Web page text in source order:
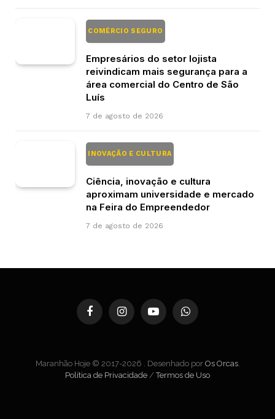
COMÉRCIO SEGURO
Empresários do setor lojista
reivindicam mais segurança para a
área comercial do Centro de São
Luís
7 de agosto de 2026
INOVAÇÃO E CULTURA
Ciência, inovação e cultura
aproximam universidade e mercado
na Feira do Empreendedor
7 de agosto de 2026
FacebookInstagramYouTubeWhatsApp
Maranhão Hoje © 2017-2026 . Desenhado por Os Orcas.
Política de Privacidade /Termos de Uso